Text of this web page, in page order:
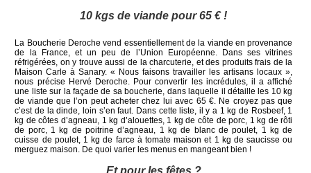
10 kgs de viande pour 65 € !
La Boucherie Deroche vend essentiellement de la viande en provenance
de la France, et un peu de l’Union Européenne. Dans ses vitrines
réfrigérées, on y trouve aussi de la charcuterie, et des produits frais de la
Maison Carle à Sanary. « Nous faisons travailler les artisans locaux »,
nous précise Hervé Deroche. Pour convertir les incrédules, il a affiché
une liste sur la façade de sa boucherie, dans laquelle il détaille les 10 kg
de viande que l’on peut acheter chez lui avec 65 €. Ne croyez pas que
c’est de la dinde, loin s’en faut. Dans cette liste, il y a 1 kg de Rosbeef, 1
kg de côtes d’agneau, 1 kg d’alouettes, 1 kg de côte de porc, 1 kg de rôti
de porc, 1 kg de poitrine d’agneau, 1 kg de blanc de poulet, 1 kg de
cuisse de poulet, 1 kg de farce à tomate maison et 1 kg de saucisse ou
merguez maison. De quoi varier les menus en mangeant bien !